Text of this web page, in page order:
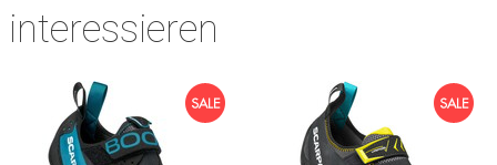
interessieren